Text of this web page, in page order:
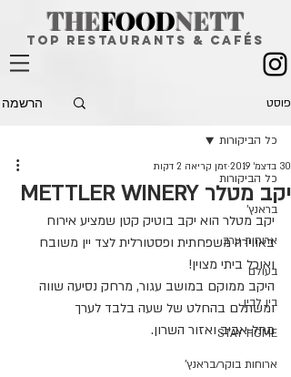
THEFOODNETT
top restaurants & CAFÉS
פוסט הרשמה
כל הביקורות
בראנץ'
ארוחות ערב
בעולם
בין לבין
STAY HOME
ארוחות בוקר/בראנץ'
כל הביקורות
יקב מטלר METTLER WINERY
30 בדצמ׳ 2019 זמן קריאה 2 דקות
יקב מטלר הוא יקב בוטיק קטן שמציע אירוח
באווירה משפחתית ופסטורלית לצד יין משובח
ואוכל ביתי מצוין!
היקב ממוקם במושב עגור, מרחק נסיעה שווה
ומשתלם בהחלט של שעה בלבד לערך
מתל-אביב ואזור השרון.